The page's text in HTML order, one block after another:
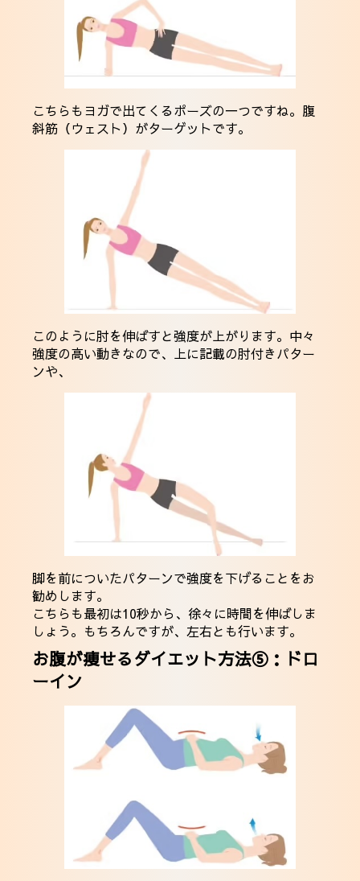
こちらもヨガで出てくるポーズの一つですね。腹
斜筋（ウェスト）がターゲットです。
このように肘を伸ばすと強度が上がります。中々
強度の高い動きなので、上に記載の肘付きパター
ンや、
脚を前についたパターンで強度を下げることをお
勧めします。
こちらも最初は10秒から、徐々に時間を伸ばしま
しょう。もちろんですが、左右とも行います。
お腹が痩せるダイエット方法⑤：ドロ
ーイン